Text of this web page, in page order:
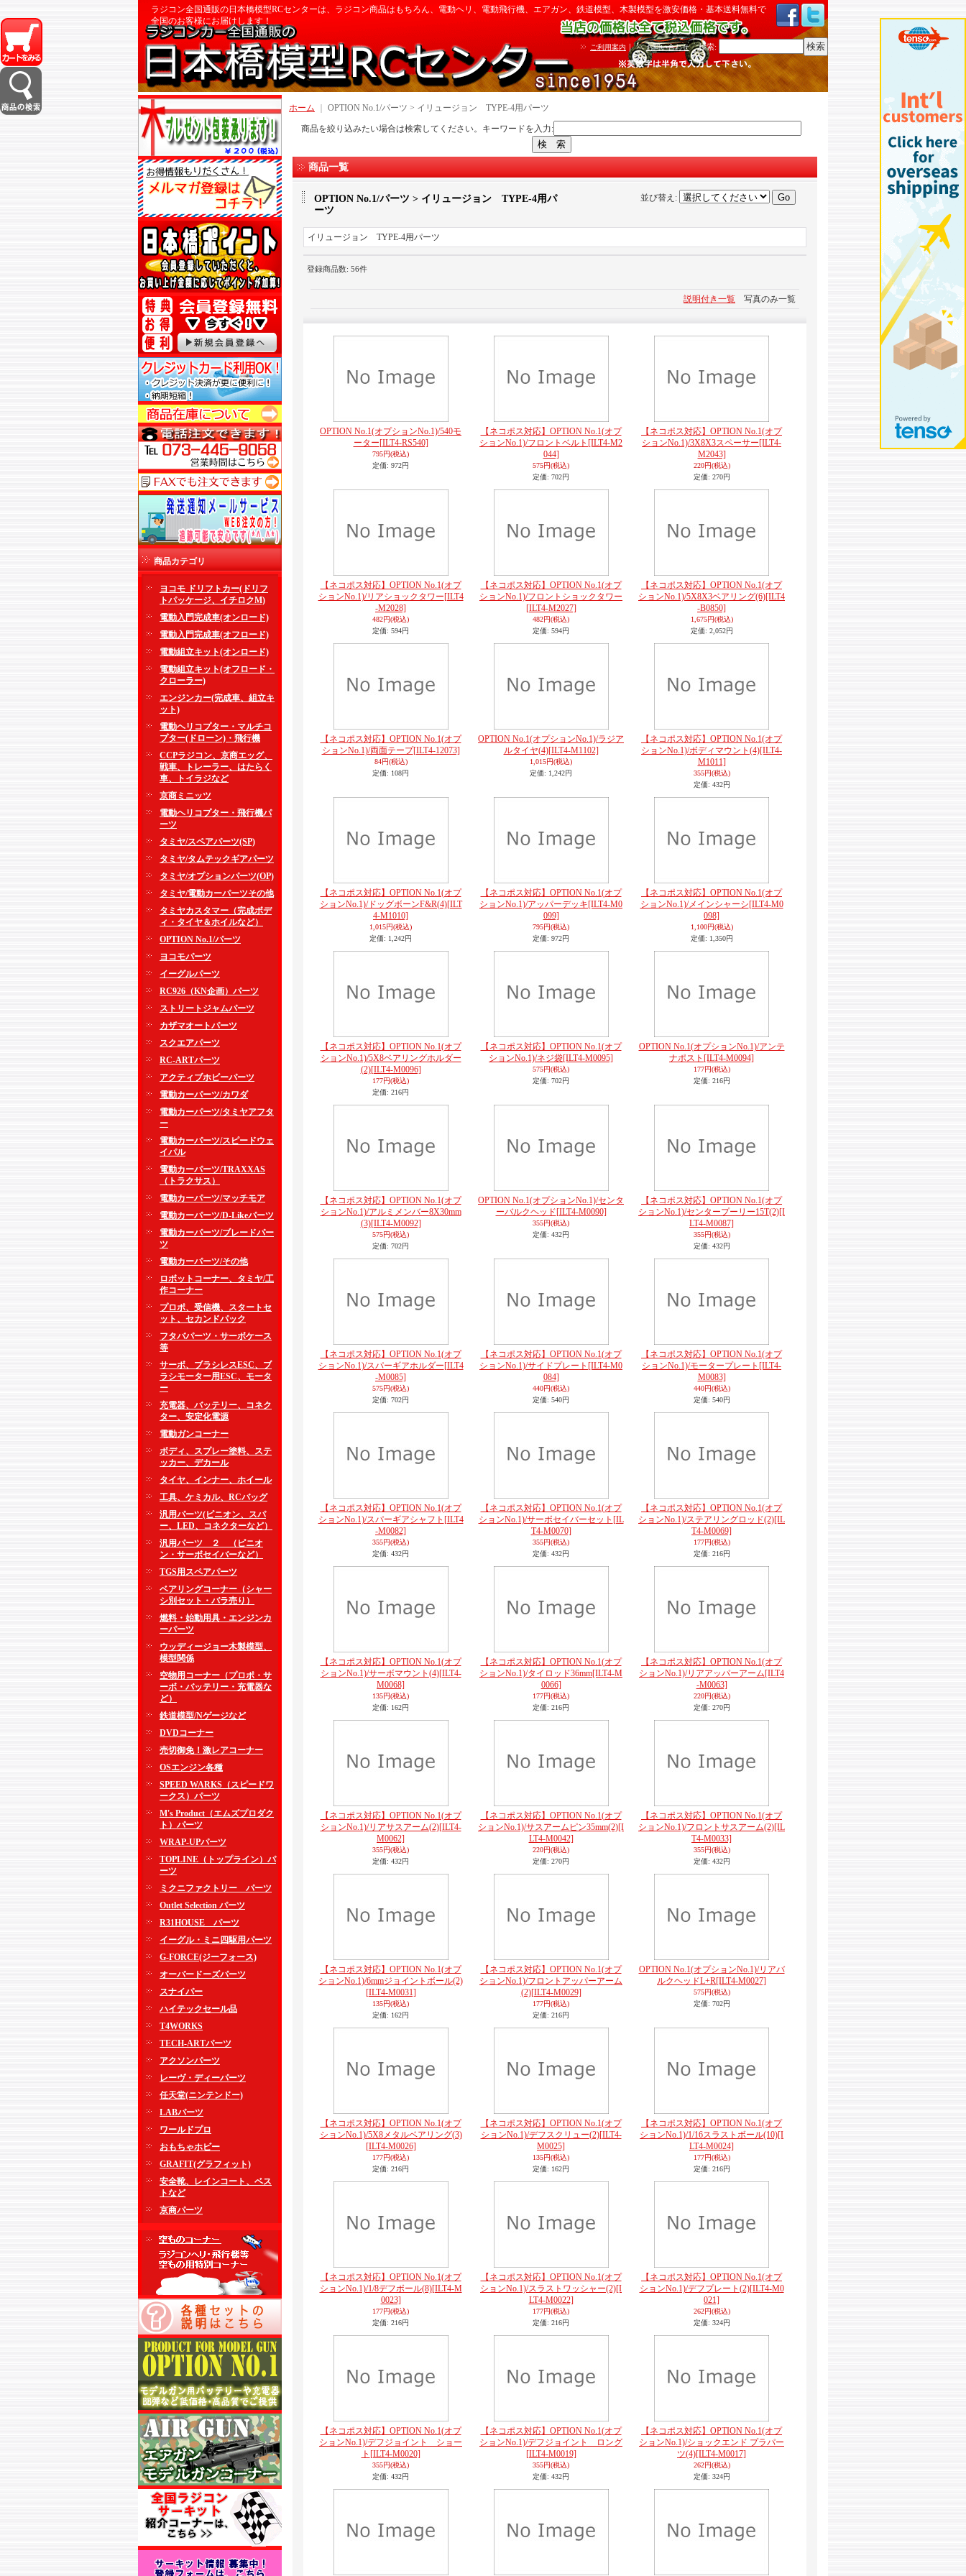
ラジコン全国通販の日本橋模型RCセンターは、ラジコン商品はもちろん、電動ヘリ、電動飛行機、エアガン、鉄道模型、木製模型を激安価格・基本送料無料で
全国のお客様にお届けします！
ご利用案内 ｜ お問い合わせ 検索:
商品カテゴリ
ヨコモ ドリフトカー(ドリフ
トパッケージ、イチロクM)
電動入門完成車(オンロード)
電動入門完成車(オフロード)
電動組立キット(オンロード)
電動組立キット(オフロード・
クローラー)
エンジンカー(完成車、組立キ
ット)
電動ヘリコプター・マルチコ
プター(ドローン)・飛行機
CCPラジコン、京商エッグ、
戦車、トレーラー、はたらく
車、トイラジなど
京商ミニッツ
電動ヘリコプター・飛行機パ
ーツ
タミヤ/スペアパーツ(SP)
タミヤ/タムテックギアパーツ
タミヤ/オプションパーツ(OP)
タミヤ/電動カーパーツその他
タミヤカスタマー（完成ボデ
ィ・タイヤ＆ホイルなど）
OPTION No.1/パーツ
ヨコモパーツ
イーグルパーツ
RC926（KN企画）パーツ
ストリートジャムパーツ
カザマオートパーツ
スクエアパーツ
RC-ARTパーツ
アクティブホビーパーツ
電動カーパーツ/カワダ
電動カーパーツ/タミヤアフタ
ー
電動カーパーツ/スピードウェ
イパル
電動カーパーツ/TRAXXAS
（トラクサス）
電動カーパーツ/マッチモア
電動カーパーツ/D-Likeパーツ
電動カーパーツ/ブレードパー
ツ
電動カーパーツ/その他
ロボットコーナー、タミヤ/工
作コーナー
プロポ、受信機、スタートセ
ット、セカンドパック
フタバパーツ・サーボケース
等
サーボ、ブラシレスESC、ブ
ラシモーター用ESC、モータ
ー
充電器、バッテリー、コネク
ター、安定化電源
電動ガンコーナー
ボディ、スプレー塗料、ステ
ッカー、デカール
タイヤ、インナー、ホイール
工具、ケミカル、RCバッグ
汎用パーツ(ピニオン、スパ
ー、LED、コネクターなど）
汎用パーツ ２ （ピニオ
ン・サーボセイバーなど）
TGS用スペアパーツ
ベアリングコーナー（シャー
シ別セット・バラ売り）
燃料・始動用具・エンジンカ
ーパーツ
ウッディージョー木製模型、
模型関係
空物用コーナー（プロポ・サ
ーボ・バッテリー・充電器な
ど）
鉄道模型/Nゲージなど
DVDコーナー
売切御免！激レアコーナー
OSエンジン各種
SPEED WARKS（スピードワ
ークス）パーツ
M's Product（エムズプロダク
ト）パーツ
WRAP-UPパーツ
TOPLINE（トップライン）パ
ーツ
ミクニファクトリー パーツ
Outlet Selection パーツ
R31HOUSE パーツ
イーグル・ミニ四駆用パーツ
G-FORCE(ジーフォース)
オーバードーズパーツ
スナイパー
ハイテックセール品
T4WORKS
TECH-ARTパーツ
アクソンパーツ
レーヴ・ディーパーツ
任天堂(ニンテンドー)
LABパーツ
ワールドプロ
おもちゃホビー
GRAFIT(グラフィット)
安全靴、レインコート、ベス
トなど
京商パーツ
ホーム OPTION No.1/パーツ > イリュージョン TYPE-4用パーツ
商品を絞り込みたい場合は検索してください。キーワードを入力:
商品一覧
OPTION No.1/パーツ > イリュージョン TYPE-4用パ
ーツ
並び替え :
イリュージョン TYPE-4用パーツ
登録商品数: 56件
説明付き一覧 写真のみ一覧
OPTION No.1(オプションNo.1)/540モ
ーター[ILT4-RS540]
795円(税込)
定価: 972円
【ネコポス対応】OPTION No.1(オプ
ションNo.1)/フロントベルト [ILT4-M2
044]
575円(税込)
定価: 702円
【ネコポス対応】OPTION No.1(オプ
ションNo.1)/3X8X3スペーサー[ILT4-
M2043]
220円(税込)
定価: 270円
【ネコポス対応】OPTION No.1(オプ
ションNo.1)/リアショックタワー[ILT4
-M2028]
482円(税込)
定価: 594円
【ネコポス対応】OPTION No.1(オプ
ションNo.1)/フロントショックタワー
[ILT4-M2027]
482円(税込)
定価: 594円
【ネコポス対応】OPTION No.1(オプ
ションNo.1)/5X8X3ベアリング(6)[ILT4
-B0850]
1,675円(税込)
定価: 2,052円
【ネコポス対応】OPTION No.1(オプ
ションNo.1)/両面テープ[ILT4-12073]
84円(税込)
定価: 108円
OPTION No.1(オプションNo.1)/ラジア
ルタイヤ(4)[ILT4-M1102]
1,015円(税込)
定価: 1,242円
【ネコポス対応】OPTION No.1(オプ
ションNo.1)/ボディマウント(4)[ILT4-
M1011]
355円(税込)
定価: 432円
【ネコポス対応】OPTION No.1(オプ
ションNo.1)/ドッグボーンF&R(4)[ILT
4-M1010]
1,015円(税込)
定価: 1,242円
【ネコポス対応】OPTION No.1(オプ
ションNo.1)/アッパーデッキ[ILT4-M0
099]
795円(税込)
定価: 972円
【ネコポス対応】OPTION No.1(オプ
ションNo.1)/メインシャーシ[ILT4-M0
098]
1,100円(税込)
定価: 1,350円
【ネコポス対応】OPTION No.1(オプ
ションNo.1)/5X8ベアリングホルダー
(2)[ILT4-M0096]
177円(税込)
定価: 216円
【ネコポス対応】OPTION No.1(オプ
ションNo.1)/ネジ袋[ILT4-M0095]
575円(税込)
定価: 702円
OPTION No.1(オプションNo.1)/アンテ
ナポスト [ILT4-M0094]
177円(税込)
定価: 216円
【ネコポス対応】OPTION No.1(オプ
ションNo.1)/アルミメンバー8X30mm
(3)[ILT4-M0092]
575円(税込)
定価: 702円
OPTION No.1(オプションNo.1)/センタ
ーバルクヘッド[ILT4-M0090]
355円(税込)
定価: 432円
【ネコポス対応】OPTION No.1(オプ
ションNo.1)/センタープーリー15T(2)[I
LT4-M0087]
355円(税込)
定価: 432円
【ネコポス対応】OPTION No.1(オプ
ションNo.1)/スパーギアホルダー[ILT4
-M0085]
575円(税込)
定価: 702円
【ネコポス対応】OPTION No.1(オプ
ションNo.1)/サイドプレート [ILT4-M0
084]
440円(税込)
定価: 540円
【ネコポス対応】OPTION No.1(オプ
ションNo.1)/モータープレート [ILT4-
M0083]
440円(税込)
定価: 540円
【ネコポス対応】OPTION No.1(オプ
ションNo.1)/スパーギアシャフト [ILT4
-M0082]
355円(税込)
定価: 432円
【ネコポス対応】OPTION No.1(オプ
ションNo.1)/サーボセイバーセット [IL
T4-M0070]
355円(税込)
定価: 432円
【ネコポス対応】OPTION No.1(オプ
ションNo.1)/ステアリングロッド(2)[IL
T4-M0069]
177円(税込)
定価: 216円
【ネコポス対応】OPTION No.1(オプ
ションNo.1)/サーボマウント(4)[ILT4-
M0068]
135円(税込)
定価: 162円
【ネコポス対応】OPTION No.1(オプ
ションNo.1)/タイロッド36mm[ILT4-M
0066]
177円(税込)
定価: 216円
【ネコポス対応】OPTION No.1(オプ
ションNo.1)/リアアッパーアーム[ILT4
-M0063]
220円(税込)
定価: 270円
【ネコポス対応】OPTION No.1(オプ
ションNo.1)/リアサスアーム(2)[ILT4-
M0062]
355円(税込)
定価: 432円
【ネコポス対応】OPTION No.1(オプ
ションNo.1)/サスアームピン35mm(2)[I
LT4-M0042]
220円(税込)
定価: 270円
【ネコポス対応】OPTION No.1(オプ
ションNo.1)/フロントサスアーム(2)[IL
T4-M0033]
355円(税込)
定価: 432円
【ネコポス対応】OPTION No.1(オプ
ションNo.1)/6mmジョイントボール(2)
[ILT4-M0031]
135円(税込)
定価: 162円
【ネコポス対応】OPTION No.1(オプ
ションNo.1)/フロントアッパーアーム
(2)[ILT4-M0029]
177円(税込)
定価: 216円
OPTION No.1(オプションNo.1)/リアバ
ルクヘッドL+R[ILT4-M0027]
575円(税込)
定価: 702円
【ネコポス対応】OPTION No.1(オプ
ションNo.1)/5X8メタルベアリング(3)
[ILT4-M0026]
177円(税込)
定価: 216円
【ネコポス対応】OPTION No.1(オプ
ションNo.1)/デフスクリュー(2)[ILT4-
M0025]
135円(税込)
定価: 162円
【ネコポス対応】OPTION No.1(オプ
ションNo.1)/1/16スラストボール(10)[I
LT4-M0024]
177円(税込)
定価: 216円
【ネコポス対応】OPTION No.1(オプ
ションNo.1)/1/8デフボール(8)[ILT4-M
0023]
177円(税込)
定価: 216円
【ネコポス対応】OPTION No.1(オプ
ションNo.1)/スラストワッシャー(2)[I
LT4-M0022]
177円(税込)
定価: 216円
【ネコポス対応】OPTION No.1(オプ
ションNo.1)/デフプレート(2)[ILT4-M0
021]
262円(税込)
定価: 324円
【ネコポス対応】OPTION No.1(オプ
ションNo.1)/デフジョイント ショー
ト [ILT4-M0020]
355円(税込)
定価: 432円
【ネコポス対応】OPTION No.1(オプ
ションNo.1)/デフジョイント ロング
[ILT4-M0019]
355円(税込)
定価: 432円
【ネコポス対応】OPTION No.1(オプ
ションNo.1)/ショックエンド プラパー
ツ(4)[ILT4-M0017]
262円(税込)
定価: 324円